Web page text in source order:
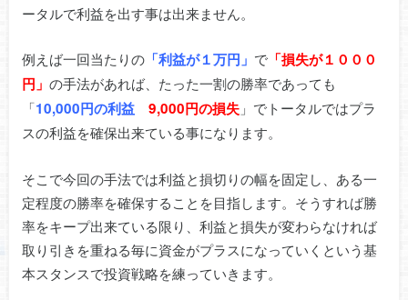
ータルで利益を出す事は出来ません。
例えば一回当たりの「利益が１万円」 で「損失が１０００
円」 の手法があれば、たった一割の勝率であっても
「10,000円の利益 9,000円の損失」でトータルではプラ
スの利益を確保出来ている事になります。
そこで今回の手法では利益と損切りの幅を固定し、ある一
定程度の勝率を確保することを目指します。そうすれば勝
率をキープ出来ている限り、利益と損失が変わらなければ
取り引きを重ねる毎に資金がプラスになっていくという基
本スタンスで投資戦略を練っていきます。